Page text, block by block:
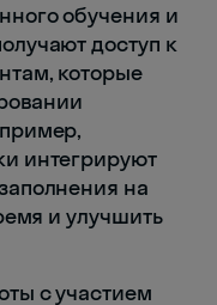
обучения и
доступ к
которые
интегрируют
на
и улучшить
с участием